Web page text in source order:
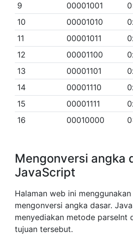
9
00001001
10
00001010
11
00001011
12
00001100
13
00001101
14
00001110
15
00001111
16
00010000
Mengonversi angka
JavaScript
Halaman web ini
mengonversi angka dasar.
menyediakan metode parseInt
tujuan tersebut.